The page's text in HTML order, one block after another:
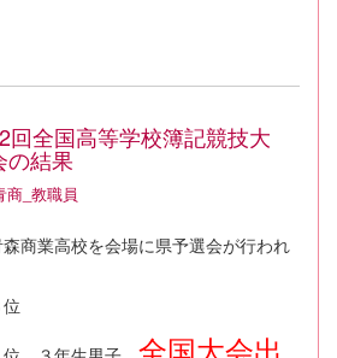
全国高等学校簿記競技大
結果
商_教職員
商業高校を会場に県予選会が行われ
全国大会出